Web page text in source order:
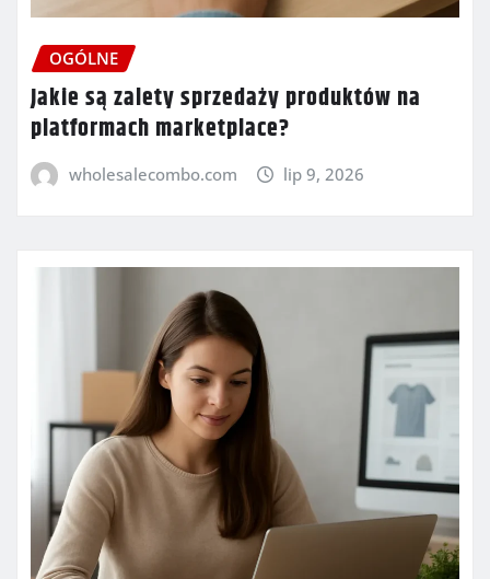
OGÓLNE
Jakie są zalety sprzedaży produktów na
platformach marketplace?
wholesalecombo.com lip 9, 2026